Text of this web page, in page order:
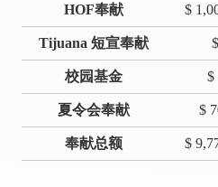
HOF奉献 $
Tijuana 短宣奉献 $
校园基金 $
夏令会奉献 $
奉献总额 $